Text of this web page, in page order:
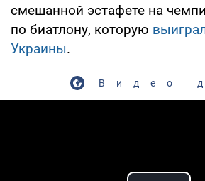
смешанной эстафете на
по биатлону, которую
Украины.
Видео